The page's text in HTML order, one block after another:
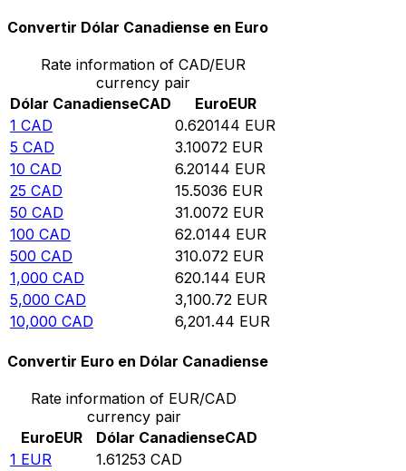
Convertir Dólar Canadiense en Euro
Rate information of CAD/EUR
currency pair
Dólar CanadienseCAD EuroEUR
1 CAD 0.620144 EUR
5 CAD 3.10072 EUR
10 CAD 6.20144 EUR
25 CAD 15.5036 EUR
50 CAD 31.0072 EUR
100 CAD 62.0144 EUR
500 CAD 310.072 EUR
1,000 CAD 620.144 EUR
5,000 CAD 3,100.72 EUR
10,000 CAD 6,201.44 EUR
Convertir Euro en Dólar Canadiense
Rate information of EUR/CAD
currency pair
EuroEUR Dólar CanadienseCAD
1 EUR 1.61253 CAD